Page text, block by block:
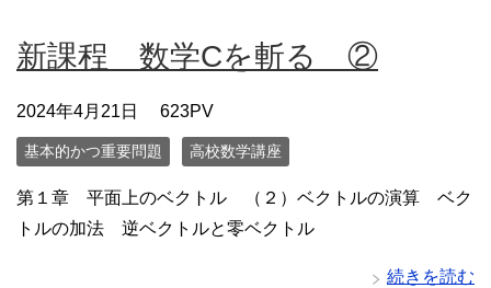
新課程 数学Cを斬る ②
2024年4月21日 623PV
基本的かつ重要問題 高校数学講座
第１章 平面上のベクトル （２）ベクトルの演算 ベク
トルの加法 逆ベクトルと零ベクトル
続きを読む